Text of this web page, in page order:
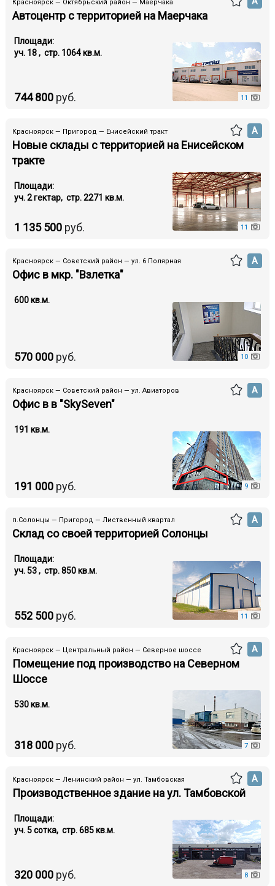
Красноярск — Октябрьский район — Маерчака
Автоцентр с территорией на Маерчака
11
744 800руб.
Площади:
уч. 18 , стр. 1064 кв.м.
Красноярск — Пригород — Енисейский тракт
Новые склады с территорией на Енисейском
тракте
А
11
1 135 500руб.
Площади:
уч. 2 гектар, стр. 2271 кв.м.
Красноярск — Советский район — ул. 6 Полярная
Офис в мкр. "Взлетка"
А
10
570 000руб.
600 кв.м.
Красноярск — Советский район — ул. Авиаторов
Офис в в "SkySeven"
А
9
191 000руб.
191 кв.м.
п.Солонцы — Пригород — Лиственный квартал
Склад со своей территорией Солонцы
А
11
552 500руб.
Площади:
уч. 53 , стр. 850 кв.м.
Красноярск — Центральный район — Северное шоссе
Помещение под производство на Северном
Шоссе
А
7
318 000руб.
530 кв.м.
Красноярск — Ленинский район — ул. Тамбовская
Производственное здание на ул. Тамбовской
А
8
320 000руб.
Площади:
уч. 5 cотка, стр. 685 кв.м.